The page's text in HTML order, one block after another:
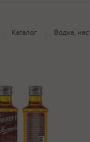
Каталог Водка,